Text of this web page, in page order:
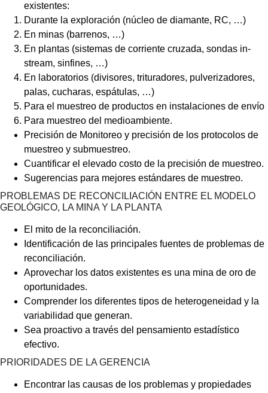
existentes:
Durante la exploración (núcleo de diamante, RC, …)
En minas (barrenos, …)
En plantas (sistemas de corriente cruzada, sondas in-
stream, sinfines, …)
En laboratorios (divisores, trituradores, pulverizadores,
palas, cucharas, espátulas, …)
Para el muestreo de productos en instalaciones de envío
Para muestreo del medioambiente.
Precisión de Monitoreo y precisión de los protocolos de
muestreo y submuestreo.
Cuantificar el elevado costo de la precisión de muestreo.
Sugerencias para mejores estándares de muestreo.
PROBLEMAS DE RECONCILIACIÓN ENTRE EL MODELO
GEOLÓGICO, LA MINA Y LA PLANTA
El mito de la reconciliación.
Identificación de las principales fuentes de problemas de
reconciliación.
Aprovechar los datos existentes es una mina de oro de
oportunidades.
Comprender los diferentes tipos de heterogeneidad y la
variabilidad que generan.
Sea proactivo a través del pensamiento estadístico
efectivo.
PRIORIDADES DE LA GERENCIA
Encontrar las causas de los problemas y propiedades